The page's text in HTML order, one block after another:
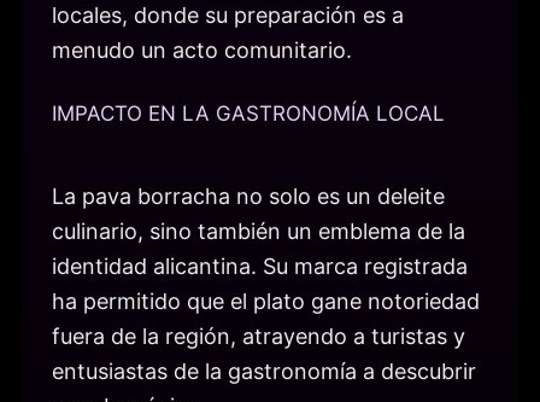
locales, donde su preparación es a
menudo un acto comunitario.
IMPACTO EN LA GASTRONOMÍA LOCAL
La pava borracha no solo es un deleite
culinario, sino también un emblema de la
identidad alicantina. Su marca registrada
ha permitido que el plato gane notoriedad
fuera de la región, atrayendo a turistas y
entusiastas de la gastronomía a descubrir